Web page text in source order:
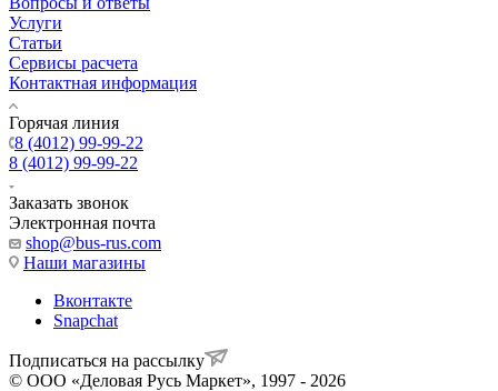
Услуги
Статьи
Сервисы расчета
Контактная информация
Горячая линия
8 (4012) 99-99-22
8 (4012) 99-99-22
Заказать звонок
Электронная почта
shop@bus-rus.com
Наши магазины
Вконтакте
Snapchat
Подписаться на рассылку
© ООО «Деловая Русь Маркет», 1997 - 2026